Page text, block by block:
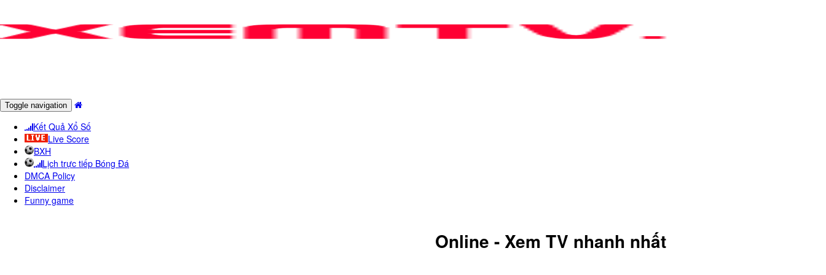
Toggle navigation
Kết Quả Xổ Số
Live Score
BXH
Lịch trực tiếp Bóng Đá
DMCA Policy
Disclaimer
Funny game
Online - Xem TV nhanh nhất